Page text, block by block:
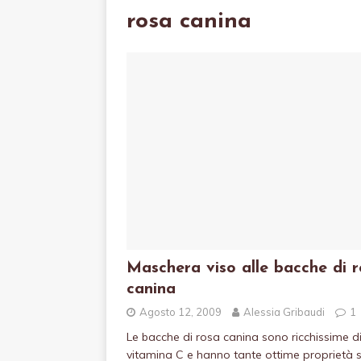
rosa canina
Maschera viso alle bacche di
canina
Agosto 12, 2009 Alessia Gribaudi 1
Le bacche di rosa canina sono ricchissime di
vitamina C e hanno tante ottime proprietà